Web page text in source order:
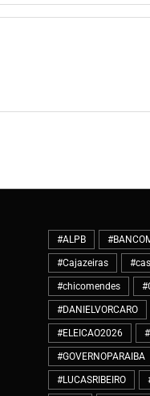
#ALPB
#Cajazeiras
#chicomendes
#DANIELVORCARO
#ELEICAO2026
#GOVERNOPARAIBA
#LUCASRIBEIRO